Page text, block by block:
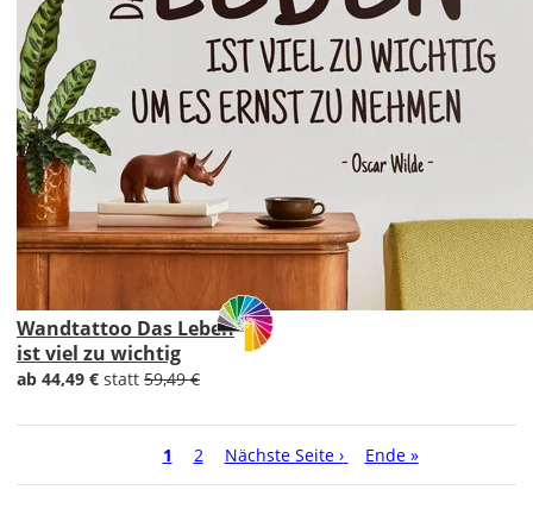
Wandtattoo Das Leben
ist viel zu wichtig
ab 44,49 € statt 59,49 €
Aktuelle
Seite
1 Seite
2
Nächste
Seite
Nächste Seite ›
Letzte
Seite
Ende »